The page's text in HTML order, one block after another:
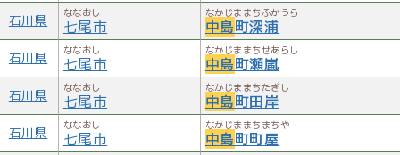
石川県 ななおし
七尾市
なかじままちふかうら
中島町深浦
石川県 ななおし
七尾市
なかじままちせあらし
中島町瀬嵐
石川県 ななおし
七尾市
なかじままちたぎし
中島町田岸
石川県 ななおし
七尾市
なかじままちまちや
中島町町屋